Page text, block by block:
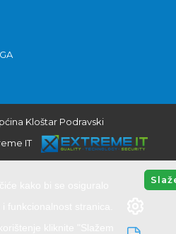
Kloštar Podravski
IT